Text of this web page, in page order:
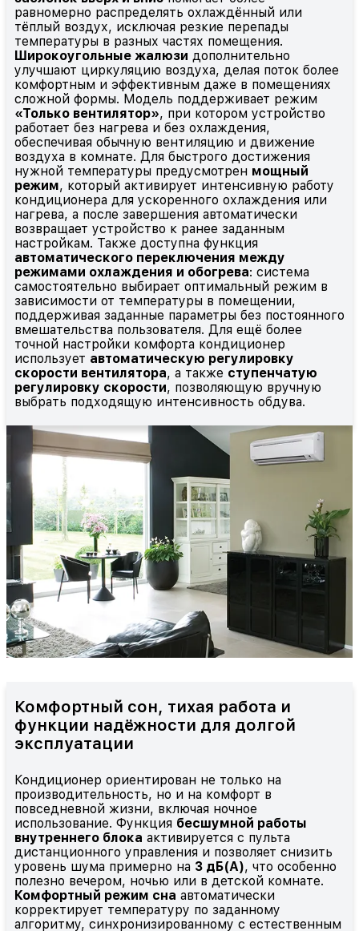
равномерно распределять охлаждённый или
тёплый воздух, исключая резкие перепады
температуры в разных частях помещения.
Широкоугольные жалюзи дополнительно
улучшают циркуляцию воздуха, делая поток более
комфортным и эффективным даже в помещениях
сложной формы. Модель поддерживает режим
«Только вентилятор», при котором устройство
работает без нагрева и без охлаждения,
обеспечивая обычную вентиляцию и движение
воздуха в комнате. Для быстрого достижения
нужной температуры предусмотрен мощный
режим, который активирует интенсивную работу
кондиционера для ускоренного охлаждения или
нагрева, а после завершения автоматически
возвращает устройство к ранее заданным
настройкам. Также доступна функция
автоматического переключения между
режимами охлаждения и обогрева: система
самостоятельно выбирает оптимальный режим в
зависимости от температуры в помещении,
поддерживая заданные параметры без постоянного
вмешательства пользователя. Для ещё более
точной настройки комфорта кондиционер
использует автоматическую регулировку
скорости вентилятора, а также ступенчатую
регулировку скорости, позволяющую вручную
выбрать подходящую интенсивность обдува.
Комфортный сон, тихая работа и
функции надёжности для долгой
эксплуатации
Кондиционер ориентирован не только на
производительность, но и на комфорт в
повседневной жизни, включая ночное
использование. Функция бесшумной работы
внутреннего блока активируется с пульта
дистанционного управления и позволяет снизить
уровень шума примерно на 3 дБ(А), что особенно
полезно вечером, ночью или в детской комнате.
Комфортный режим сна автоматически
корректирует температуру по заданному
алгоритму, синхронизированному с естественным